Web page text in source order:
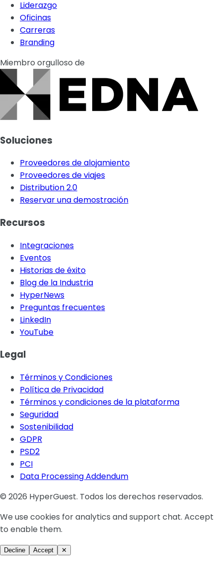
Liderazgo
Oficinas
Carreras
Branding
Miembro orgulloso de
Soluciones
Proveedores de alojamiento
Proveedores de viajes
Distribution 2.0
Reservar una demostración
Recursos
Integraciones
Eventos
Historias de éxito
Blog de la Industria
HyperNews
Preguntas frecuentes
LinkedIn
YouTube
Legal
Términos y Condiciones
Política de Privacidad
Términos y condiciones de la plataforma
Seguridad
Sostenibilidad
GDPR
PSD2
PCI
Data Processing Addendum
© 2026 HyperGuest. Todos los derechos reservados.
We use cookies for analytics and support chat. Accept
to enable them.
Decline Accept ✕